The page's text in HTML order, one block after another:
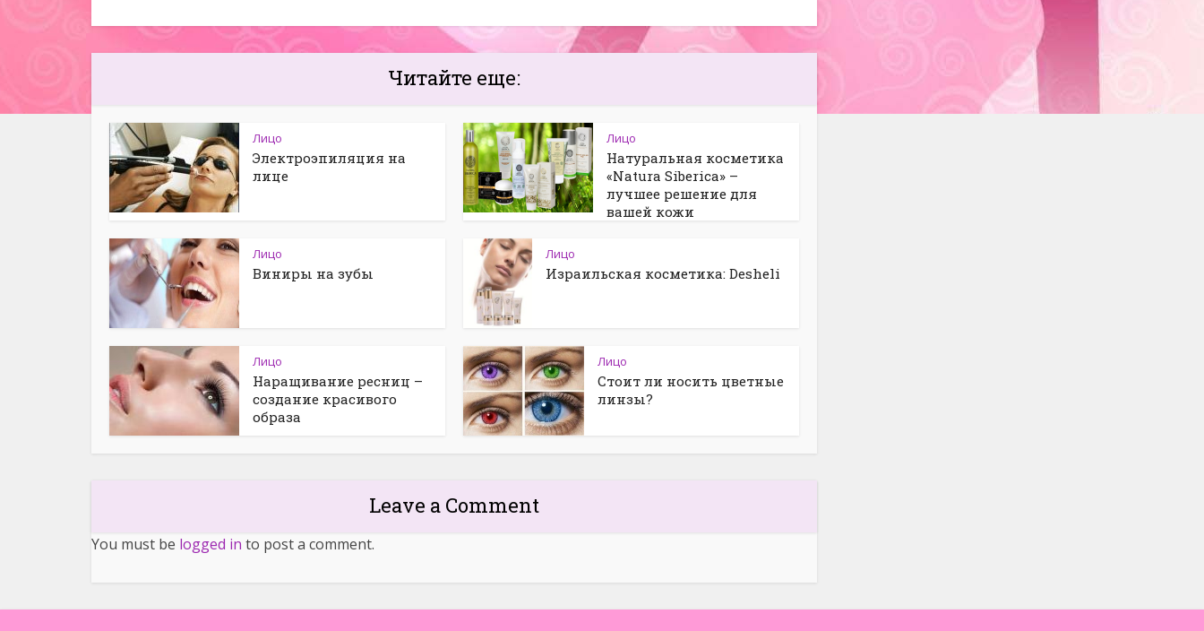
Читайте еще:
Лицо
Электроэпиляция на
лице
Лицо
Натуральная косметика
«Natura Siberica» –
лучшее решение для
вашей кожи
Лицо
Виниры на зубы
Лицо
Израильская косметика: Desheli
Лицо
Наращивание ресниц –
создание красивого
образа
Лицо
Стоит ли носить цветные
линзы?
Leave a Comment
You must be logged in to post a comment.